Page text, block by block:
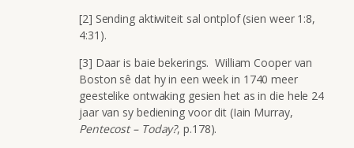
[2] Sending aktiwiteit sal ontplof (sien weer 1:8,
4:31).
[3] Daar is baie bekerings. William Cooper van
Boston sê dat hy in een week in 1740 meer
geestelike ontwaking gesien het as in die hele 24
jaar van sy bediening voor dit (Iain Murray,
Pentecost – Today?, p.178).